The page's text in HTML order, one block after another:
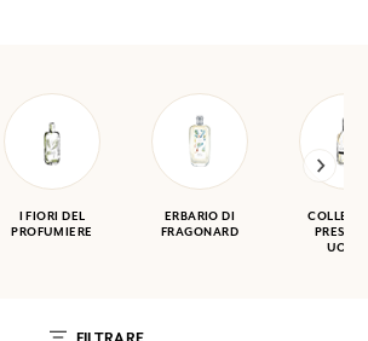
I FIORI DEL
PROFUMIERE
ERBARIO DI
FRAGONARD
UOMO